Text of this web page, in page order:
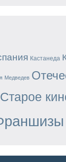
Кастанеда
Медведев
Старое